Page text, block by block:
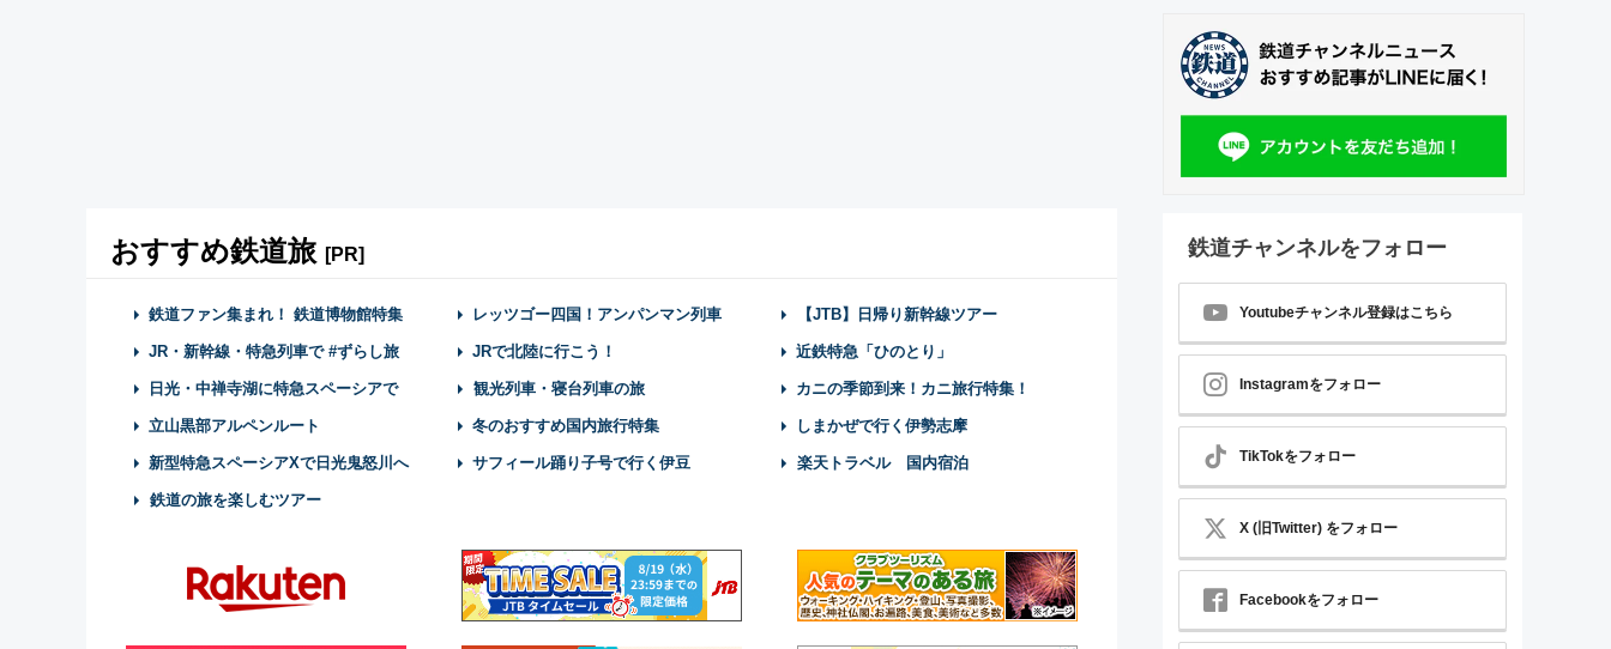
おすすめ鉄道旅 [PR]
鉄道ファン集まれ！ 鉄道博物館特集 レッツゴー四国！アンパンマン列車 【JTB】日帰り新幹線ツアー
JR・新幹線・特急列車で #ずらし旅 JRで北陸に行こう！ 近鉄特急「ひのとり」
日光・中禅寺湖に特急スペーシアで 観光列車・寝台列車の旅 カニの季節到来！カニ旅行特集！
立山黒部アルペンルート 冬のおすすめ国内旅行特集 しまかぜで行く伊勢志摩
新型特急スペーシアXで日光鬼怒川へ サフィール踊り子号で行く伊豆 楽天トラベル 国内宿泊
鉄道の旅を楽しむツアー
鉄道チャンネルをフォロー
Youtubeチャンネル登録はこちら
Instagramをフォロー
TikTokをフォロー
X (旧Twitter) をフォロー
Facebookをフォロー